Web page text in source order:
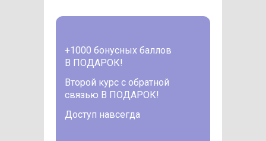
+1000 бонусных баллов
В ПОДАРОК!
Доступ навсегда
Второй курс с обратной
связью В ПОДАРОК!